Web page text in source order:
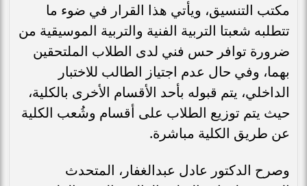
مكتب التنسيق، ويأتي هذا القرار في ضوء ما
تتطلبه شعبتا التربية الفنية والتربية الموسيقية من
ضرورة توافر حس فني لدى الطلاب الملتحقين
بهما، وفي حال عدم اجتياز الطالب للاختبار
الداخلي، يتم قبوله بأحد الأقسام الأخرى بالكلية،
حيث يتم توزيع الطلاب على أقسام وشُعب الكلية
عن طريق الكلية مباشرة.
وصرح الدكتور عادل عبدالغفار، المتحدث